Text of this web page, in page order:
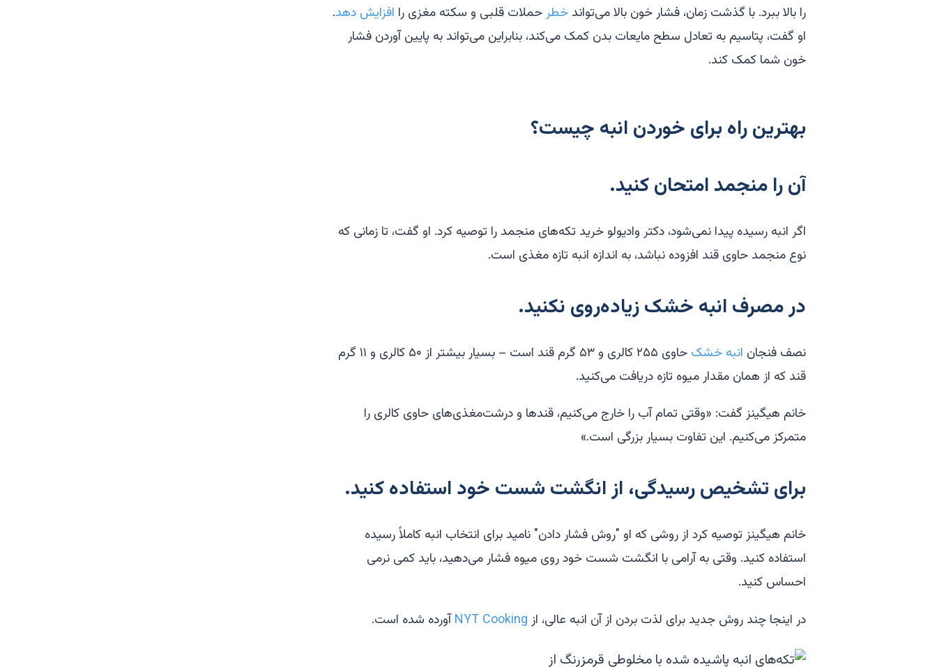
را بالا ببرد. با گذشت زمان، فشار خون بالا می‌تواند خطر حملات قلبی و سکته مغزی را افزایش دهد.
او گفت، پتاسیم به تعادل سطح مایعات بدن کمک می‌کند، بنابراین می‌تواند به پایین آوردن فشار
خون شما کمک کند.
بهترین راه برای خوردن انبه چیست؟
آن را منجمد امتحان کنید.
اگر انبه رسیده پیدا نمی‌شود، دکتر وادیولو خرید تکه‌های منجمد را توصیه کرد. او گفت، تا زمانی که
نوع منجمد حاوی قند افزوده نباشد، به اندازه انبه تازه مغذی است.
در مصرف انبه خشک زیاده‌روی نکنید.
نصف فنجان انبه خشک
حاوی ۲۵۵ کالری و ۵۳ گرم قند است – بسیار بیشتر از ۵۰ کالری و ۱۱ گرم
قند که از همان مقدار میوه تازه دریافت می‌کنید.
خانم هیگینز گفت: «وقتی تمام آب را خارج می‌کنیم، قندها و درشت‌مغذی‌های حاوی کالری را
متمرکز می‌کنیم. این تفاوت بسیار بزرگی است.»
برای تشخیص رسیدگی، از انگشت شست خود استفاده کنید.
خانم هیگینز توصیه کرد از روشی که او "روش فشار دادن" نامید برای انتخاب انبه کاملاً رسیده
استفاده کنید. وقتی به آرامی با انگشت شست خود روی میوه فشار می‌دهید، باید کمی نرمی
احساس کنید.
در اینجا چند روش جدید برای لذت بردن از آن انبه عالی، از NYT Cookingآورده شده است.